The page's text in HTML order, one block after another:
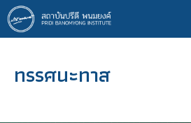
ข้าม
ไป
ยัง
หลักทรรศนะทาส